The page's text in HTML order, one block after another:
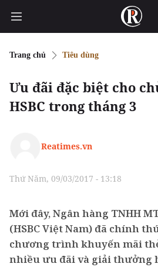
Trang chủ Tiêu dùng
Ưu đãi đặc biệt cho
HSBC trong tháng 3
Reatimes.vn
Thứ Năm, 09/03/2017 - 13:18
Mới đây, Ngân hàng TNHH
(HSBC Việt Nam) đã chính
chương trình khuyến mãi
nhiều ưu đãi và giải thưởng